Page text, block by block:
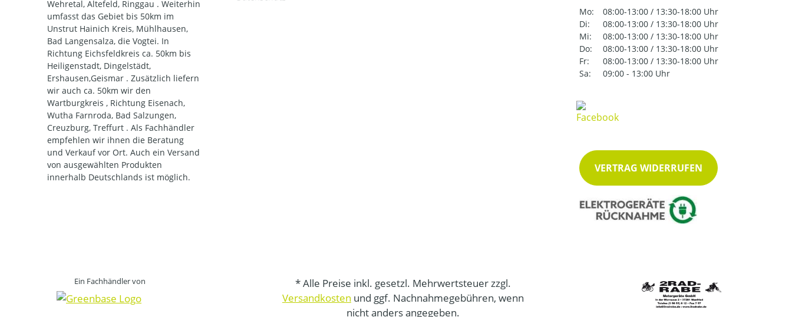
Wehretal, Altefeld, Ringgau . Weiterhin
umfasst das Gebiet bis 50km im
Unstrut Hainich Kreis, Mühlhausen,
Bad Langensalza, die Vogtei. In
Richtung Eichsfeldkreis ca. 50km bis
Heiligenstadt, Dingelstädt,
Ershausen,Geismar . Zusätzlich liefern
wir auch ca. 50km wir den
Wartburgkreis , Richtung Eisenach,
Wutha Farnroda, Bad Salzungen,
Creuzburg, Treffurt . Als Fachhändler
empfehlen wir ihnen die Beratung
und Verkauf vor Ort. Auch ein Versand
von ausgewählten Produkten
innerhalb Deutschlands ist möglich.
Mo:
08:00-13:00 / 13:30-18:00 Uhr
Di:
08:00-13:00 / 13:30-18:00 Uhr
Mi:
08:00-13:00 / 13:30-18:00 Uhr
Do:
08:00-13:00 / 13:30-18:00 Uhr
Fr:
08:00-13:00 / 13:30-18:00 Uhr
Sa:
09:00 - 13:00 Uhr
VERTRAG WIDERRUFEN
Ein Fachhändler von
* Alle Preise inkl. gesetzl. Mehrwertsteuer zzgl.
Versandkosten und ggf. Nachnahmegebühren, wenn
nicht anders angegeben.